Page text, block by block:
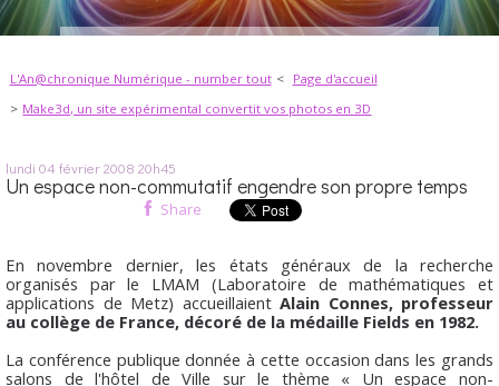
L'An@chronique Numérique - number tout
Page d'accueil
Make3d, un site expérimental convertit vos photos en 3D
lundi 04 février 2008 20h45
Un espace non-commutatif engendre son propre temps
Share
En novembre dernier, les états généraux de la recherche
organisés par le LMAM (Laboratoire de mathématiques et
applications de Metz) accueillaient Alain Connes, professeur
au collège de France, décoré de la médaille Fields en 1982.
La conférence publique donnée à cette occasion dans les grands
salons de l'hôtel de Ville sur le thème « Un espace non-